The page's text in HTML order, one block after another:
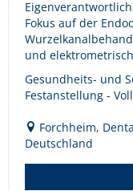
Fokus auf der
und
Gesundheits- und
Festanstellung -
Forchheim,
Deutschland